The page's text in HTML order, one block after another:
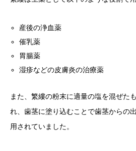
産後の浄血薬
催乳薬
胃腸薬
湿疹などの皮膚炎の治療薬
また、繁縷の粉末に適量の塩を混ぜた
れ、歯茎に塗り込むことで歯茎からの
用されていました。